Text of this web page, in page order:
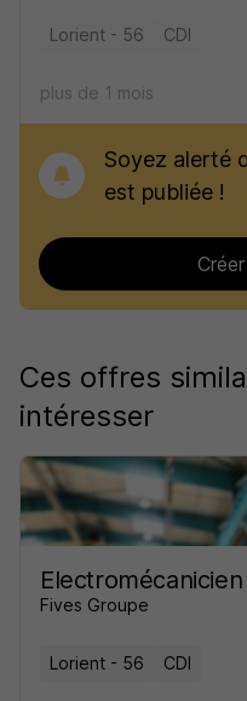
Lorient - 56 CDI
plus de 1 mois
Soyez alerté
est publiée !
Ces offres
intéresser
Fives Groupe
Lorient - 56 CDI